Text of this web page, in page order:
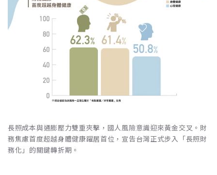
長照成本與通膨壓力雙重夾擊，國人風險意識迎來黃金交叉。財
務焦慮首度超越身體健康躍居首位，宣告台灣正式步入「長照財
務化」的關鍵轉折期。